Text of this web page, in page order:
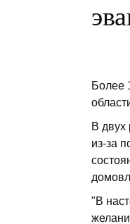
Более
В двух
из-за
"В